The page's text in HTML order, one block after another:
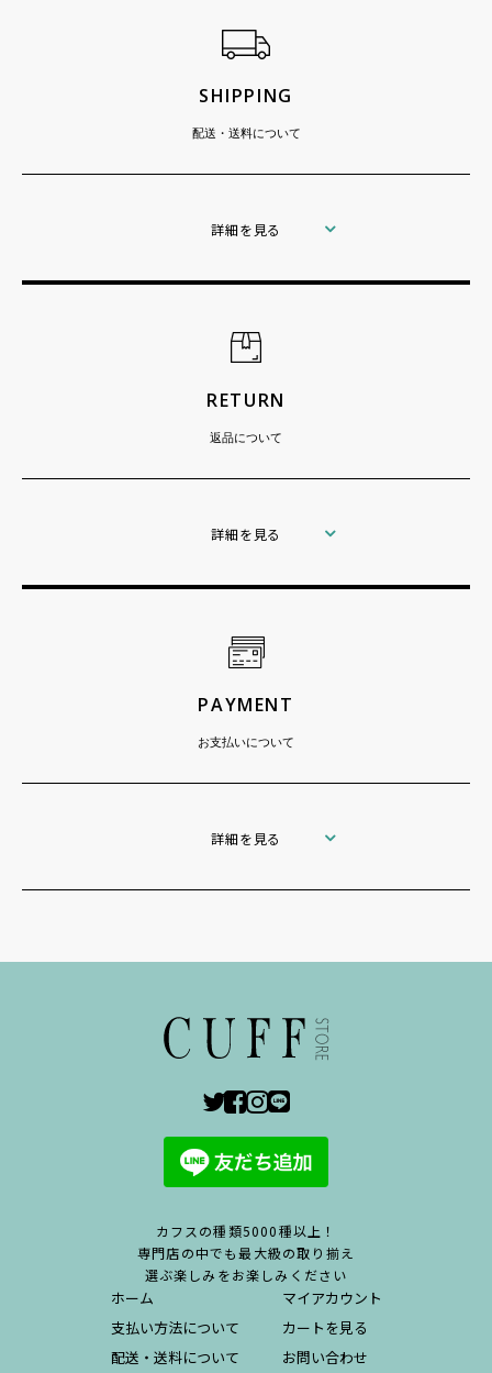
SHIPPING
配送・送料について
詳細を見る
RETURN
返品について
詳細を見る
PAYMENT
お支払いについて
詳細を見る
カフスの種類5000種以上！
専門店の中でも最大級の取り揃え
選ぶ楽しみをお楽しみください
ホーム
支払い方法について
配送・送料について
マイアカウント
カートを見る
お問い合わせ